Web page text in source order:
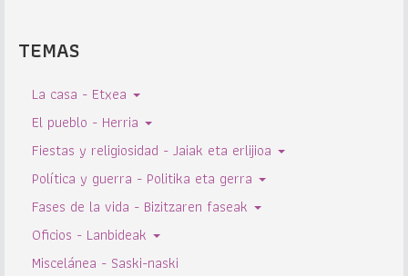
TEMAS
La casa - Etxea
El pueblo - Herria
Fiestas y religiosidad - Jaiak eta erlijioa
Política y guerra - Politika eta gerra
Fases de la vida - Bizitzaren faseak
Oficios - Lanbideak
Miscelánea - Saski-naski